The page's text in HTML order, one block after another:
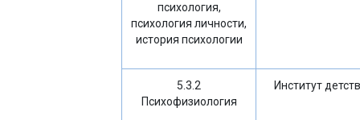
психология,
психология личности,
история психологии
5.3.2
Психофизиология
Институт